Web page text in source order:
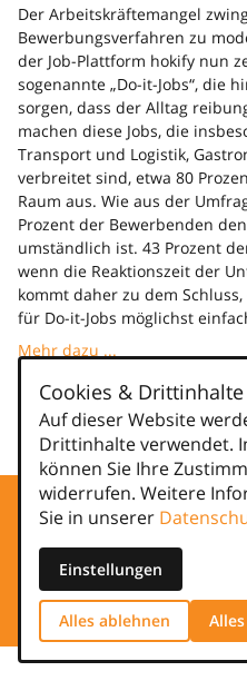
Der Arbeitskräftemangel
Bewerbungsverfahren zu
der Job-Plattform hokify nun
sogenannte „Do-it-Jobs“, die
sorgen, dass der Alltag
machen diese Jobs, die
Transport und Logistik,
verbreitet sind, etwa 80
Raum aus. Wie aus der
Prozent der Bewerbenden
umständlich ist. 43 Prozent
wenn die Reaktionszeit der
kommt daher zu dem
für Do-it-Jobs möglichst
Mehr dazu ...
Kategorien
news
Impressum
Cookies & Drittinhalte
Auf dieser Website
Drittinhalte verwendet.
können Sie Ihre
widerrufen. Weitere
Sie in unserer
Einstellungen
Alles ablehnen